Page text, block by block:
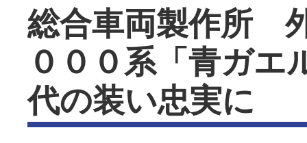
総合車両製作所
０００系「青ガ
代の装い忠実に